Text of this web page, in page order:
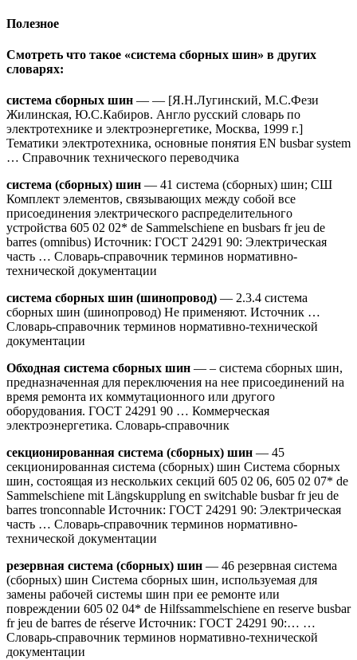
Полезное
Смотреть что такое «система сборных шин» в других
словарях:
система сборных шин — — [Я.Н.Лугинский, М.С.Фези
Жилинская, Ю.С.Кабиров. Англо русский словарь по
электротехнике и электроэнергетике, Москва, 1999 г.]
Тематики электротехника, основные понятия EN busbar system
… Справочник технического переводчика
система (сборных) шин — 41 система (сборных) шин; СШ
Комплект элементов, связывающих между собой все
присоединения электрического распределительного
устройства 605 02 02* de Sammelschiene en busbars fr jeu de
barres (omnibus) Источник: ГОСТ 24291 90: Электрическая
часть … Словарь-справочник терминов нормативно-
технической документации
система сборных шин (шинопровод) — 2.3.4 система
сборных шин (шинопровод) Не применяют. Источник …
Словарь-справочник терминов нормативно-технической
документации
Обходная система сборных шин — – система сборных шин,
предназначенная для переключения на нее присоединений на
время ремонта их коммутационного или другого
оборудования. ГОСТ 24291 90 … Коммерческая
электроэнергетика. Словарь-справочник
секционированная система (сборных) шин — 45
секционированная система (сборных) шин Система сборных
шин, состоящая из нескольких секций 605 02 06, 605 02 07* de
Sammelschiene mit Längskupplung en switchable busbar fr jeu de
barres tronconnable Источник: ГОСТ 24291 90: Электрическая
часть … Словарь-справочник терминов нормативно-
технической документации
резервная система (сборных) шин — 46 резервная система
(сборных) шин Система сборных шин, используемая для
замены рабочей системы шин при ее ремонте или
повреждении 605 02 04* de Hilfssammelschiene en reserve busbar
fr jeu de barres de réserve Источник: ГОСТ 24291 90:… …
Словарь-справочник терминов нормативно-технической
документации